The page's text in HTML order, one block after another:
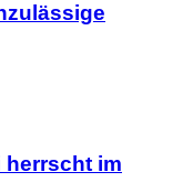
herrscht im